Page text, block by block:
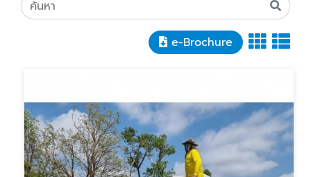
e-Brochure